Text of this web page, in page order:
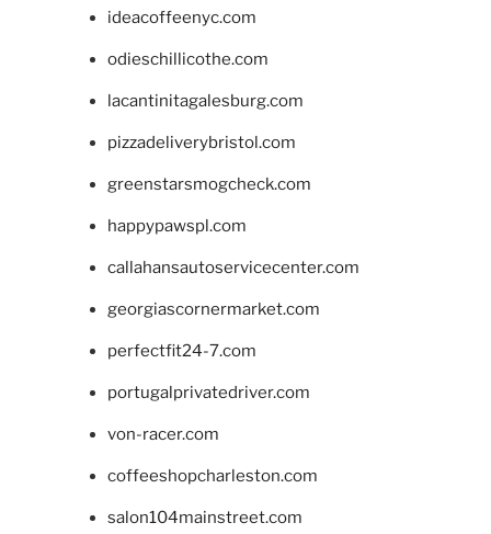
ideacoffeenyc.com
odieschillicothe.com
lacantinitagalesburg.com
pizzadeliverybristol.com
greenstarsmogcheck.com
happypawspl.com
callahansautoservicecenter.com
georgiascornermarket.com
perfectfit24-7.com
portugalprivatedriver.com
von-racer.com
coffeeshopcharleston.com
salon104mainstreet.com